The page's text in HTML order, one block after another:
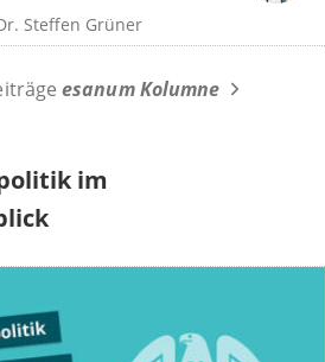
Steffen Grüner
esanum Kolumne
im